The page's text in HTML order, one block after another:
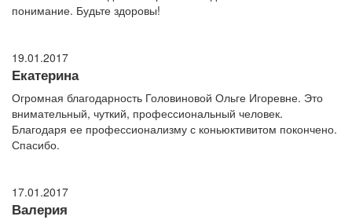
понимание. Будьте здоровы!
19.01.2017
Екатерина
Огромная благодарность Головиновой Ольге Игоревне. Это
внимательный, чуткий, профессиональный человек.
Благодаря ее профессионализму с коньюктивитом покончено.
Спасибо.
17.01.2017
Валерия